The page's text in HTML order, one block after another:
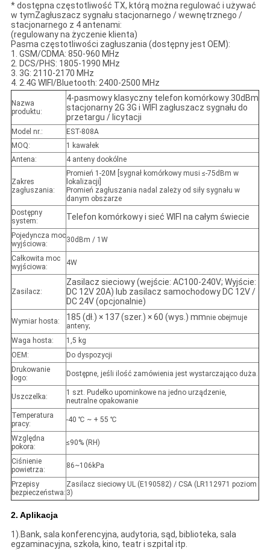
* dostępna częstotliwość TX, którą można regulować i używać
w tymZagłuszacz sygnału stacjonarnego / wewnętrznego /
stacjonarnego z 4 antenami:
(regulowany na życzenie klienta)
Pasma częstotliwości zagłuszania (dostępny jest OEM):
1. GSM/CDMA: 850-960 MHz
2. DCS/PHS: 1805-1990 MHz
3. 3G: 2110-2170 MHz
4. 2.4G WIFI/Bluetooth: 2400-2500 MHz
Nazwa
produktu:
4-pasmowy klasyczny telefon komórkowy 30dBm
stacjonarny 2G 3G i WIFI zagłuszacz sygnału do
przetargu / licytacji
Model nr.:
EST-808A
MOQ:
1 kawałek
Antena:
4 anteny dookólne
Zakres
zagłuszania:
Promień 1-20M [sygnał komórkowy musi ≤-75dBm w
lokalizacji]
Promień zagłuszania nadal zależy od siły sygnału w
danym obszarze
Dostępny
system:
Telefon komórkowy i sieć WIFI na całym świecie
Pojedyncza moc
wyjściowa:
30dBm / 1W
Całkowita moc
wyjściowa:
4W
Zasilacz:
Zasilacz sieciowy (wejście: AC100-240V; Wyjście:
DC 12V 20A) lub zasilacz samochodowy DC 12V /
DC 24V (opcjonalnie)
Wymiar hosta: 185 (dł.) × 137 (szer.) × 60 (wys.) mmnie obejmuje
anteny;
Waga hosta:
1,5 kg
OEM:
Do dyspozycji
Drukowanie
logo:
Dostępne, jeśli ilość zamówienia jest wystarczająco duża.
Uszczelka:
1 szt. Pudełko upominkowe na jedno urządzenie,
neutralne opakowanie
Temperatura
pracy:
-40 ℃ ~ + 55 ℃
Względna
pokora:
≤90% (RH)
Ciśnienie
powietrza:
86~106kPa
Przepisy
bezpieczeństwa:
Zasilacz sieciowy UL (E190582) / CSA (LR112971 poziom
3)
2. Aplikacja
1).Bank, sala konferencyjna, audytoria, sąd, biblioteka, sala
egzaminacyjna, szkoła, kino, teatr i szpital itp.